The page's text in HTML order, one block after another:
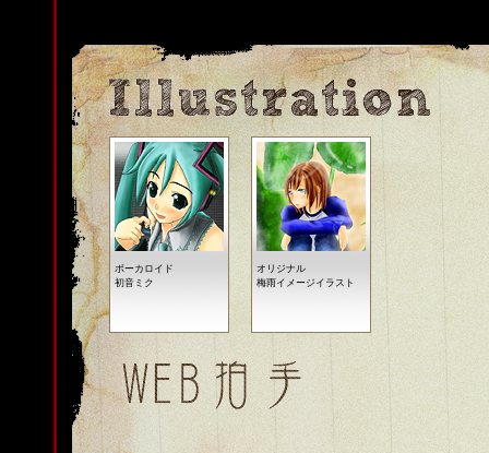
ボーカロイド
初音ミク
オリジナル
梅雨イメージイラスト